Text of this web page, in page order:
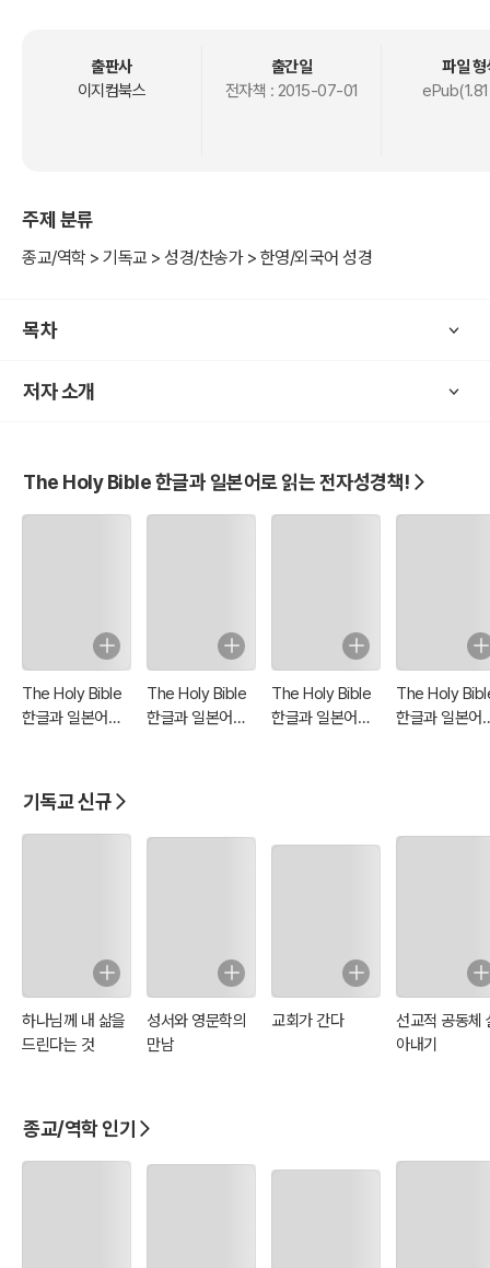
출판사
이지컴북스
출간일
전자책 : 2015-07-01
파일 형
주제 분류
종교/역학 > 기독교 > 성경/찬송가 > 한영/외국어 성경
목차
저자 소개
The Holy Bible 한글과 일본어로 읽는 전자성경책!
The Holy Bible
한글과 일본어로
수아
The Holy Bible
한글과 일본어로
The Holy Bible
한글과 일본어로
The Holy
한글과 일본어
기독교 신규
하나님께 내 삶을
드린다는 것
성서와 영문학의
만남
교회가 간다
선교적 공동체
아내기
종교/역학 인기